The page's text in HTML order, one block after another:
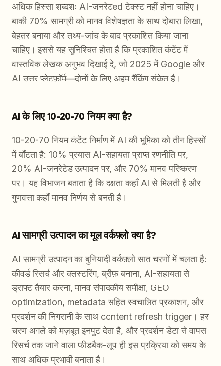
अधिक हिस्सा शब्दशः AI-जनरेटed टेक्स्ट नहीं होना चाहिए।
बाकी 70% सामग्री को मानव विशेषज्ञता के साथ दोबारा लिखा,
बेहतर बनाया और तथ्य-जांच के बाद प्रकाशित किया जाना
चाहिए। इससे यह सुनिश्चित होता है कि प्रकाशित कंटेंट में
वास्तविक लेखक अनुभव दिखाई दे, जो 2026 में Google और
AI उत्तर प्लेटफ़ॉर्म—दोनों के लिए अहम रैंकिंग संकेत है।
AI के लिए 10-20-70 नियम क्या है?
10-20-70 नियम कंटेंट निर्माण में AI की भूमिका को तीन हिस्सों
में बाँटता है: 10% प्रयास AI-सहायता प्राप्त रणनीति पर,
20% AI-जनरेटेड उत्पादन पर, और 70% मानव परिष्करण
पर। यह विभाजन बताता है कि दक्षता कहाँ AI से मिलती है और
गुणवत्ता कहाँ मानव निर्णय से बनती है।
AI सामग्री उत्पादन का मूल वर्कफ़्लो क्या है?
AI सामग्री उत्पादन का बुनियादी वर्कफ़्लो सात चरणों में चलता है:
कीवर्ड रिसर्च और क्लस्टरिंग, ब्रीफ़ बनाना, AI-सहायता से
ड्राफ्ट तैयार करना, मानव संपादकीय समीक्षा, GEO
optimization, metadata सहित स्वचालित प्रकाशन, और
प्रदर्शन की निगरानी के साथ content refresh trigger। हर
चरण अगले को मज़बूत इनपुट देता है, और प्रदर्शन डेटा से वापस
रिसर्च तक जाने वाला फीडबैक-लूप ही इस प्रक्रिया को समय के
साथ अधिक प्रभावी बनाता है।